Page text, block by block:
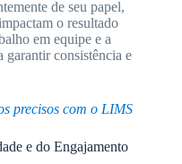
de seu papel,
o resultado
em equipe e a
garantir consistência e
precisos com o LIMS
e do Engajamento